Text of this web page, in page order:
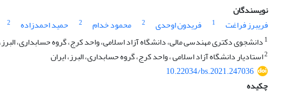
نویسندگان
فریبرز فراغت
1 فریدون اوحدی 2 محمود خدام 2 حمید احمدزاده
2
1دانشجوی دکتری مهندسی مالی، دانشگاه آزاد اسلامی، واحد کرج، گروه حسابداری،
2استادیار دانشگاه آزاد اسلامی ، واحد کرج، گروه حسابداری، البرز، ایران
10.22034/bs.2021.247036
چکیده